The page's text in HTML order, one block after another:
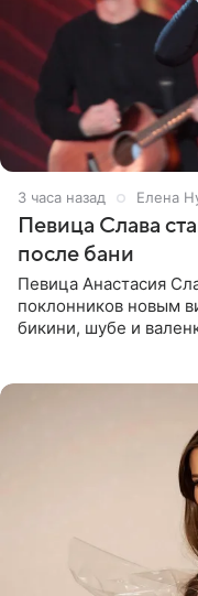
3 часа назад Елена
Певица Слава
после бани
Певица Анастасия
поклонников новым
бикини, шубе и